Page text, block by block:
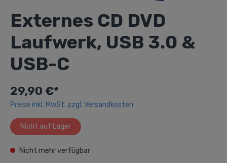
Externes CD DVD
Laufwerk, USB 3.0 &
USB-C
29,90 €*
Preise inkl. MwSt. zzgl. Versandkosten
Nicht auf Lager
Nicht mehr verfügbar